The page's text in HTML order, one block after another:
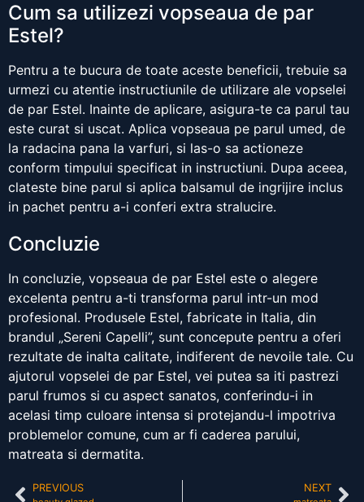
Cum sa utilizezi vopseaua de par
Estel?
Pentru a te bucura de toate aceste beneficii, trebuie sa
urmezi cu atentie instructiunile de utilizare ale vopselei
de par Estel. Inainte de aplicare, asigura-te ca parul tau
este curat si uscat. Aplica vopseaua pe parul umed, de
la radacina pana la varfuri, si las-o sa actioneze
conform timpului specificat in instructiuni. Dupa aceea,
clateste bine parul si aplica balsamul de ingrijire inclus
in pachet pentru a-i conferi extra stralucire.
Concluzie
In concluzie, vopseaua de par Estel este o alegere
excelenta pentru a-ti transforma parul intr-un mod
profesional. Produsele Estel, fabricate in Italia, din
brandul „Sereni Capelli”, sunt concepute pentru a oferi
rezultate de inalta calitate, indiferent de nevoile tale. Cu
ajutorul vopselei de par Estel, vei putea sa iti pastrezi
parul frumos si cu aspect sanatos, conferindu-i in
acelasi timp culoare intensa si protejandu-l impotriva
problemelor comune, cum ar fi caderea parului,
matreata si dermatita.
PREVIOUS NEXT